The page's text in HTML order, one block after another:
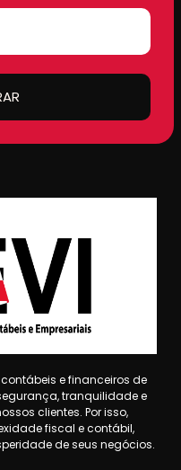
e financeiros de
tranquilidade e
clientes. Por isso,
fiscal e contábil,
de seus negócios.